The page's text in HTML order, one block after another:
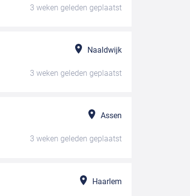
3 weken geleden geplaatst
Naaldwijk
3 weken geleden geplaatst
Assen
3 weken geleden geplaatst
Haarlem